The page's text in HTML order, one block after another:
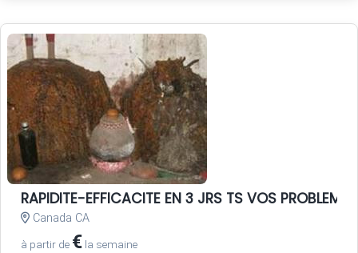
RAPIDITE-EFFICACITE EN 3 JRS TS VOS
Canada CA
à partir de € la semaine